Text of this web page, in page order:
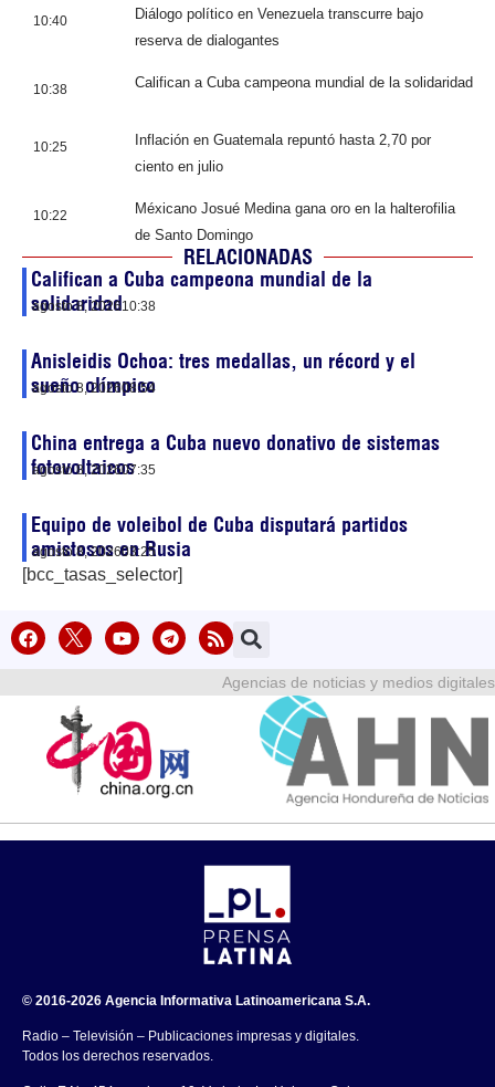
10:40
Diálogo político en Venezuela transcurre bajo
reserva de dialogantes
10:38 Califican a Cuba campeona mundial de la solidaridad
10:25
Inflación en Guatemala repuntó hasta 2,70 por
ciento en julio
10:22
Méxicano Josué Medina gana oro en la halterofilia
de Santo Domingo
RELACIONADAS
Califican a Cuba campeona mundial de la
solidaridad
agosto 8, 202610:38
Anisleidis Ochoa: tres medallas, un récord y el
sueño olímpico
agosto 8, 202608:54
China entrega a Cuba nuevo donativo de sistemas
fotovoltaicos
agosto 8, 202607:35
Equipo de voleibol de Cuba disputará partidos
amistosos en Rusia
agosto 8, 202603:25
[bcc_tasas_selector]
Agencias de noticias y medios digitales
© 2016-2026 Agencia Informativa Latinoamericana S.A.
Radio – Televisión – Publicaciones impresas y digitales.
Todos los derechos reservados.